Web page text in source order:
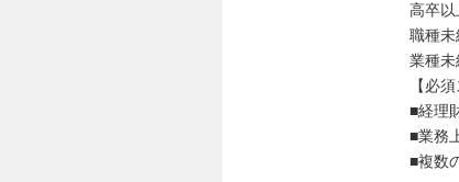
高卒以
職種未
業種
【必
■経理
■業務
■複数